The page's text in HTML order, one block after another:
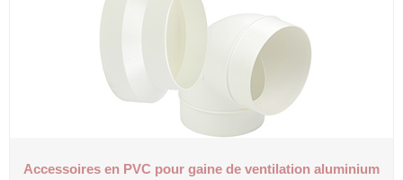
Accessoires en PVC pour gaine de ventilation aluminium